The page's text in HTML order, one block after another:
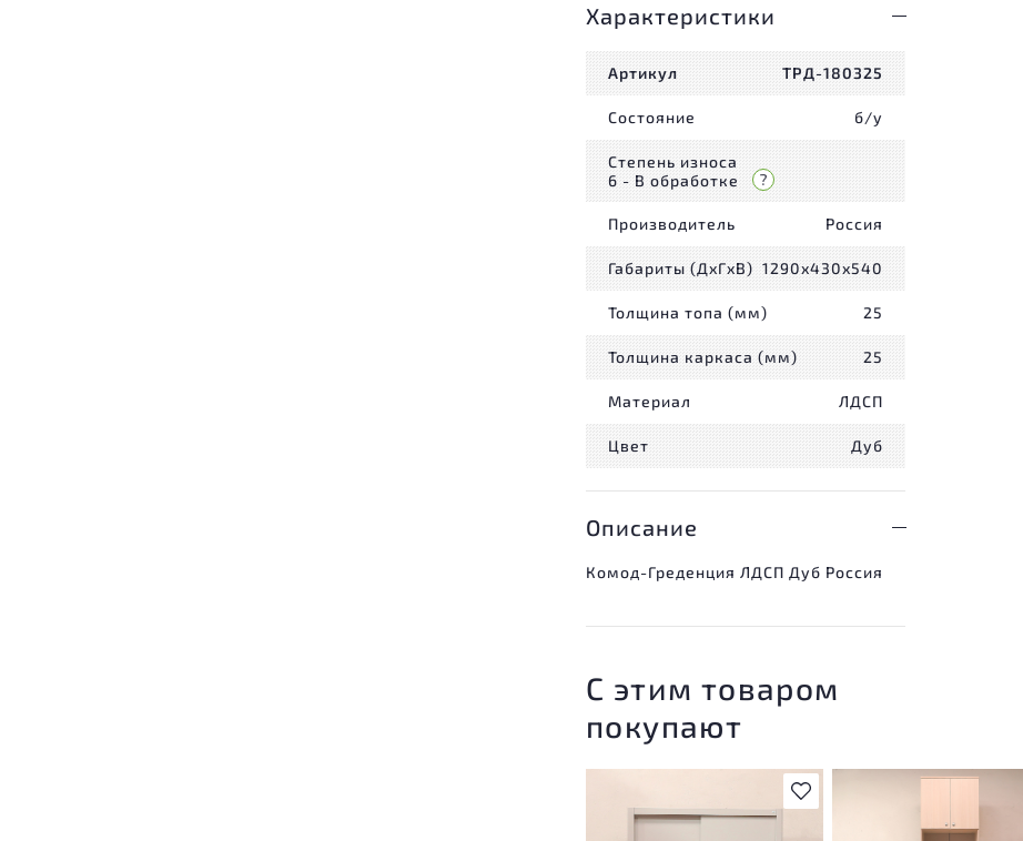
Характеристики
Артикул ТРД-180325
Состояние б/у
Степень износа
6 - В обработке
Производитель Россия
Габариты (ДxГxВ) 1290x430x540
Толщина топа (мм) 25
Толщина каркаса (мм) 25
Материал ЛДСП
Цвет Дуб
Описание
Комод-Греденция ЛДСП Дуб Россия
С этим товаром
покупают
В избранное
незначительные следы